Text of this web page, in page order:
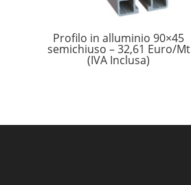
Profilo in alluminio 90×45
semichiuso – 32,61 Euro/Mt
(IVA Inclusa)